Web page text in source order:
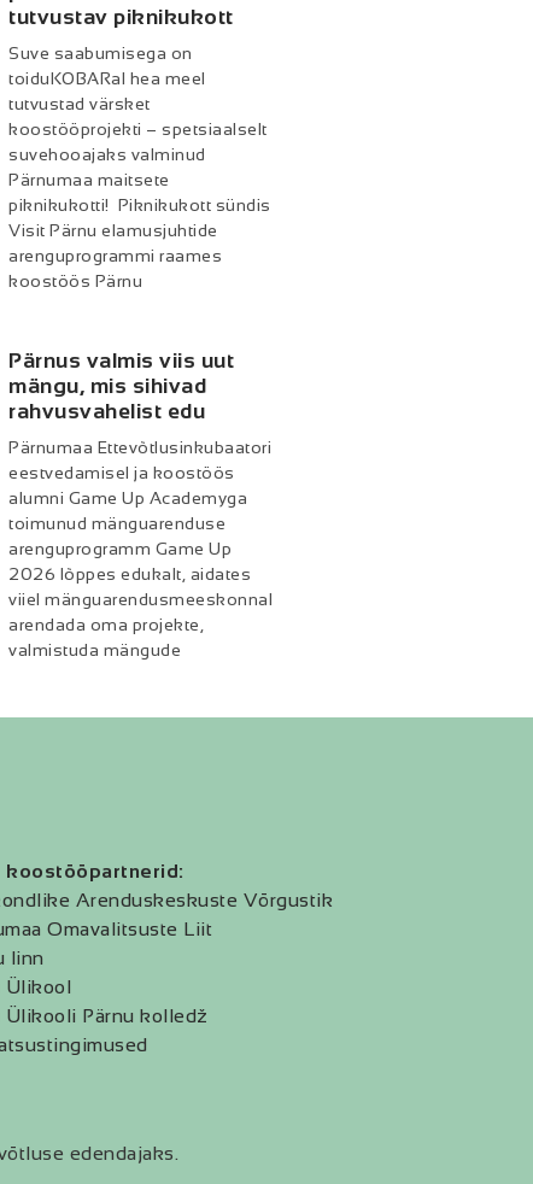
tutvustav piknikukott
Suve saabumisega on
toiduKOBARal hea meel
tutvustad värsket
koostööprojekti – spetsiaalselt
suvehooajaks valminud
Pärnumaa maitsete
piknikukotti! Piknikukott sündis
Visit Pärnu elamusjuhtide
arenguprogrammi raames
koostöös Pärnu
Pärnus valmis viis uut
mängu, mis sihivad
rahvusvahelist edu
Pärnumaa Ettevõtlusinkubaatori
eestvedamisel ja koostöös
alumni Game Up Academyga
toimunud mänguarenduse
arenguprogramm Game Up
2026 lõppes edukalt, aidates
viiel mänguarendusmeeskonnal
arendada oma projekte,
valmistuda mängude
koostööpartnerid:
Arenduskeskuste Võrgustik
Omavalitsuste Liit
linn
Ülikool
Ülikooli Pärnu kolledž
edendajaks.